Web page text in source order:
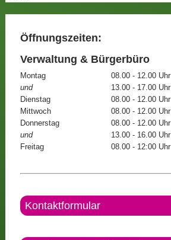
Öffnungszeiten:
Verwaltung & Bürgerbüro
Montag
08.00 - 12.00 Uhr
und
13.00 - 17.00 Uhr
Dienstag
08.00 - 12.00 Uhr
Mittwoch
08.00 - 12.00 Uhr
Donnerstag
08.00 - 12.00 Uhr
und
13.00 - 16.00 Uhr
Freitag
08.00 - 12:00 Uhr
Kontaktformular